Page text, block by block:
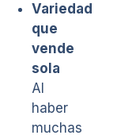
Variedad
que
vende
sola
Al
haber
muchas